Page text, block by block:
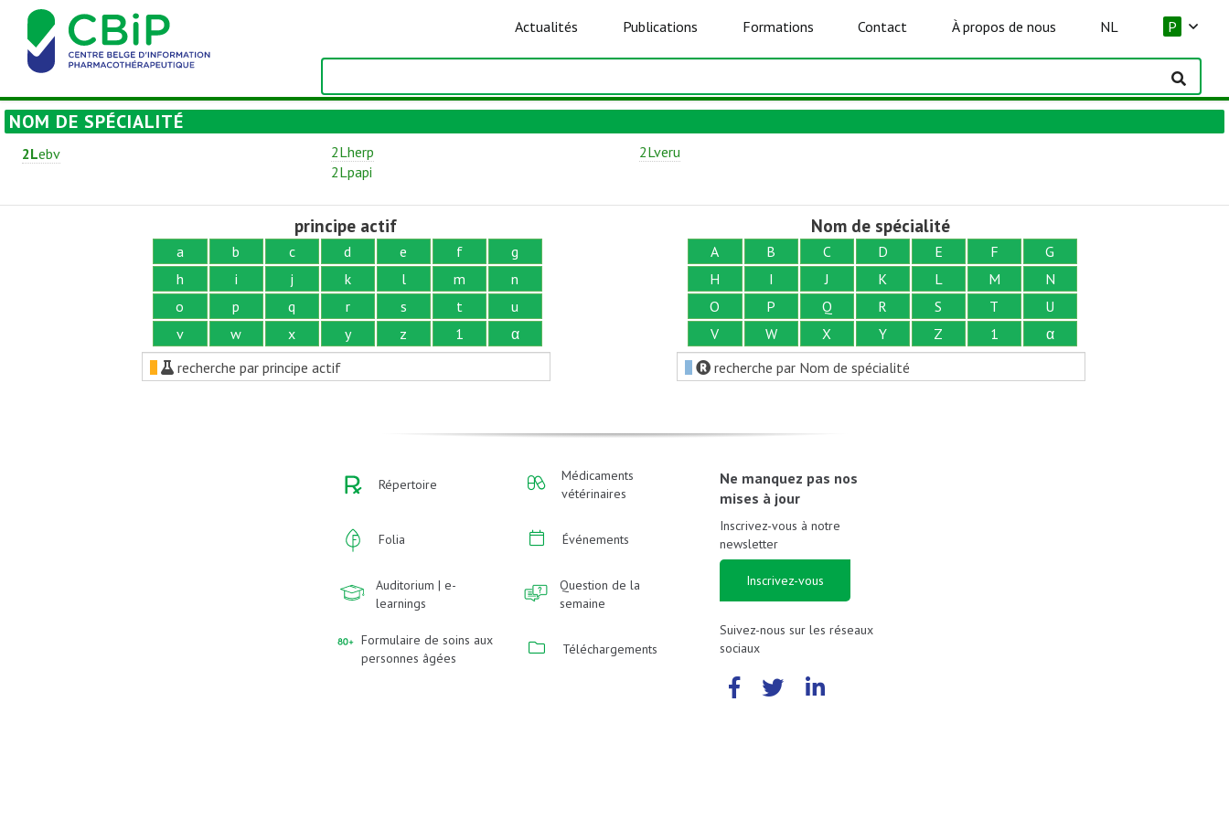
Actualités Publications Formations Contact À propos de nous NL P
NOM DE SPÉCIALITÉ
2Lebv
2Lherp
2Lpapi
2Lveru
principe actif
a b c d e f
g
h
i j k l m
n
o
p q r s t
u
v
w x y z 1
α
recherche par principe actif
Nom de spécialité
A B C D E F
G
H
I J K L M
N
O
P Q R S T
U
V
W X Y Z 1
α
recherche par Nom de spécialité
Répertoire
Folia
Auditorium | e-
learnings
Formulaire de soins aux
personnes âgées
Médicaments
vétérinaires
Événements
Question de la
semaine
Téléchargements
Ne manquez pas nos
mises à jour
Inscrivez-vous à notre
newsletter
Inscrivez-vous
Suivez-nous sur les réseaux
sociaux